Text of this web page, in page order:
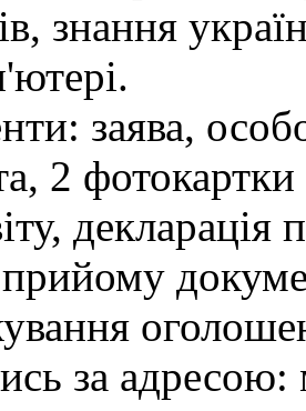
знання
заява,
2
декларація
за